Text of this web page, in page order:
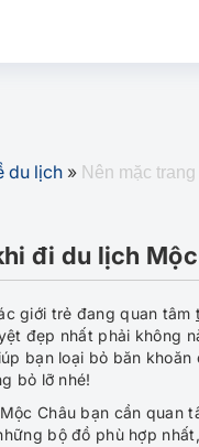
du lịch » Nên mặc
đi du lịch
giới trẻ đang quan tâm
đẹp nhất phải không
bạn loại bỏ băn khoăn
bỏ lỡ nhé!
Châu bạn cần
bộ đồ phù hợp